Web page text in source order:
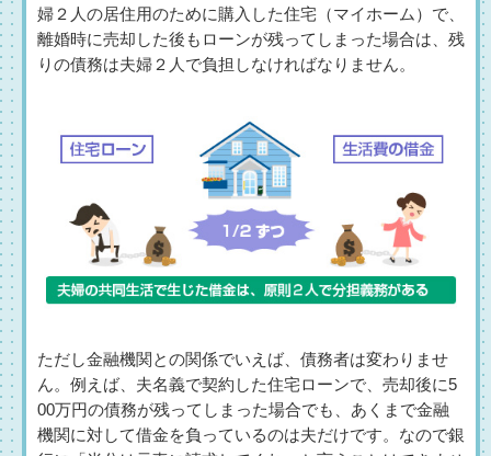
婦２人の居住用のために購入した住宅（マイホーム）で、
離婚時に売却した後もローンが残ってしまった場合は、残
りの債務は夫婦２人で負担しなければなりません。
ただし金融機関との関係でいえば、債務者は変わりませ
ん。例えば、夫名義で契約した住宅ローンで、売却後に5
00万円の債務が残ってしまった場合でも、あくまで金融
機関に対して借金を負っているのは夫だけです。なので銀